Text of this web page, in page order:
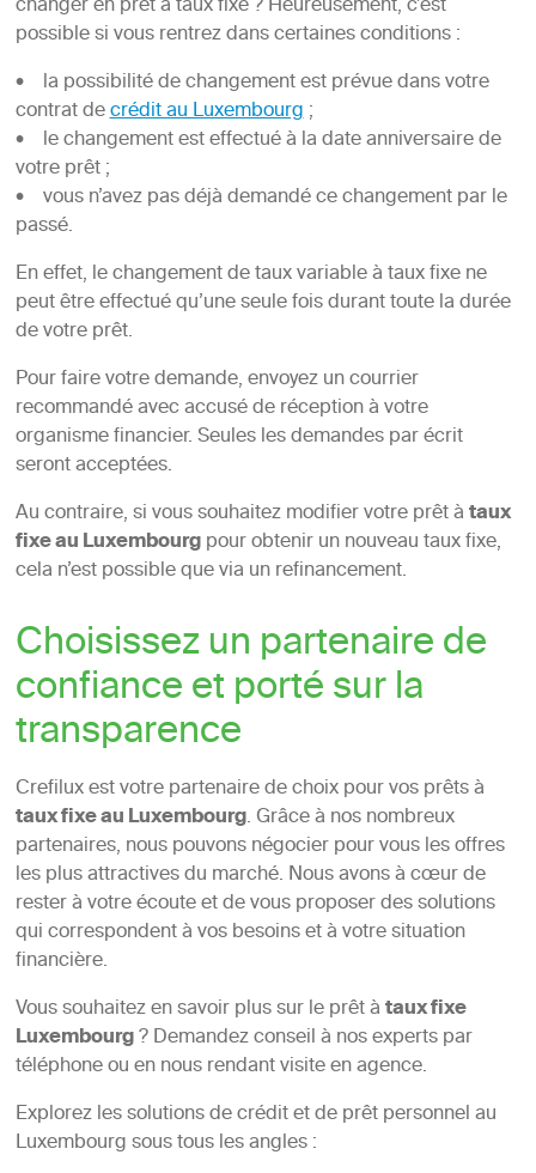
possible si vous rentrez dans certaines conditions :
• la possibilité de changement est prévue dans votre
contrat decrédit au Luxembourg;
• le changement est effectué à la date anniversaire de
votre prêt ;
• vous n’avez pas déjà demandé ce changement par le
passé.
En effet, le changement de taux variable à taux fixe ne
peut être effectué qu’une seule fois durant toute la durée
de votre prêt.
Pour faire votre demande, envoyez un courrier
recommandé avec accusé de réception à votre
organisme financier. Seules les demandes par écrit
seront acceptées.
Au contraire, si vous souhaitez modifier votre prêt àtaux
fixe au Luxembourgpour obtenir un nouveau taux fixe,
cela n’est possible que via un refinancement.
Choisissez un partenaire de
confiance et porté sur la
transparence
Crefilux est votre partenaire de choix pour vos prêts à
taux fixe au Luxembourg. Grâce à nos nombreux
partenaires, nous pouvons négocier pour vous les offres
les plus attractives du marché. Nous avons à cœur de
rester à votre écoute et de vous proposer des solutions
qui correspondent à vos besoins et à votre situation
financière.
Vous souhaitez en savoir plus sur le prêt àtaux fixe
Luxembourg? Demandez conseil à nos experts par
téléphone ou en nous rendant visite en agence.
Explorez les solutions de crédit et de prêt personnel au
Luxembourg sous tous les angles :